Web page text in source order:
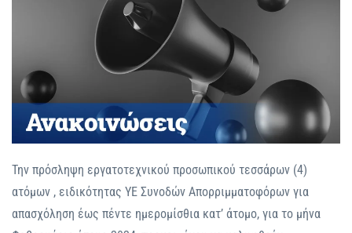
Την πρόσληψη εργατοτεχνικού προσωπικού τεσσάρων (4)
ατόμων , ειδικότητας ΥΕ Συνοδών Απορριμματοφόρων για
απασχόληση έως πέντε ημερομίσθια κατ’ άτομο, για το μήνα